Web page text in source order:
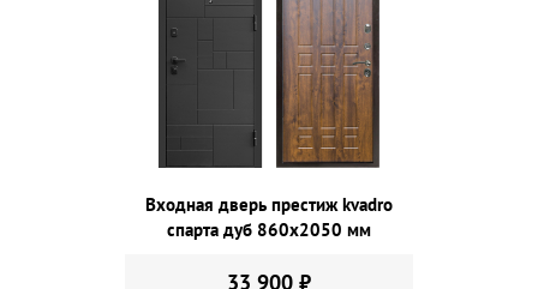
Входная дверь престиж kvadro
спарта дуб 860х2050 мм
33 900 ₽